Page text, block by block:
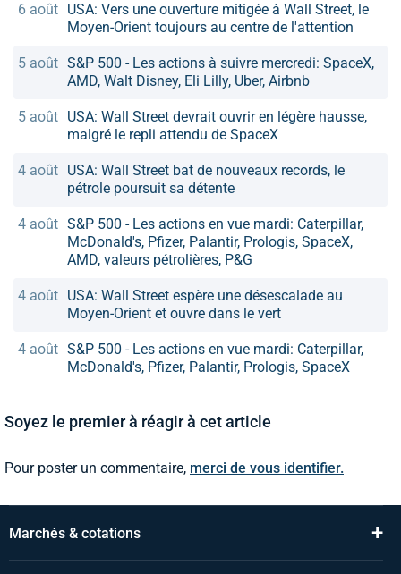
6 août USA: Vers une ouverture mitigée à Wall Street, le
Moyen-Orient toujours au centre de l'attention
5 août S&P 500 - Les actions à suivre mercredi: SpaceX,
AMD, Walt Disney, Eli Lilly, Uber, Airbnb
5 août USA: Wall Street devrait ouvrir en légère hausse,
malgré le repli attendu de SpaceX
4 août USA: Wall Street bat de nouveaux records, le
pétrole poursuit sa détente
4 août S&P 500 - Les actions en vue mardi: Caterpillar,
McDonald's, Pfizer, Palantir, Prologis, SpaceX,
AMD, valeurs pétrolières, P&G
4 août USA: Wall Street espère une désescalade au
Moyen-Orient et ouvre dans le vert
4 août S&P 500 - Les actions en vue mardi: Caterpillar,
McDonald's, Pfizer, Palantir, Prologis, SpaceX
Soyez le premier à réagir à cet article
Pour poster un commentaire, merci de vous identifier.
Marchés & cotations +